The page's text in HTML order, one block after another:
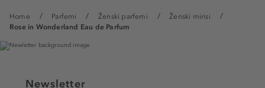
Home Parfemi Ženski parfemi
Ženski mirisi
Rose in Wonderland Eau de Parfum
Newsletter